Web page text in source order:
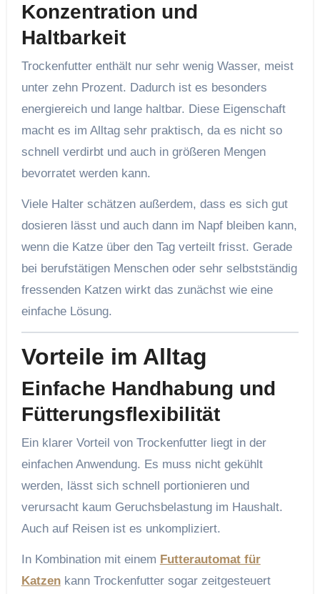
Konzentration und
Haltbarkeit
Trockenfutter enthält nur sehr wenig Wasser, meist
unter zehn Prozent. Dadurch ist es besonders
energiereich und lange haltbar. Diese Eigenschaft
macht es im Alltag sehr praktisch, da es nicht so
schnell verdirbt und auch in größeren Mengen
bevorratet werden kann.
Viele Halter schätzen außerdem, dass es sich gut
dosieren lässt und auch dann im Napf bleiben kann,
wenn die Katze über den Tag verteilt frisst. Gerade
bei berufstätigen Menschen oder sehr selbstständig
fressenden Katzen wirkt das zunächst wie eine
einfache Lösung.
Vorteile im Alltag
Einfache Handhabung und
Fütterungsflexibilität
Ein klarer Vorteil von Trockenfutter liegt in der
einfachen Anwendung. Es muss nicht gekühlt
werden, lässt sich schnell portionieren und
verursacht kaum Geruchsbelastung im Haushalt.
Auch auf Reisen ist es unkompliziert.
In Kombination mit einem Futterautomat für
Katzenkann Trockenfutter sogar zeitgesteuert